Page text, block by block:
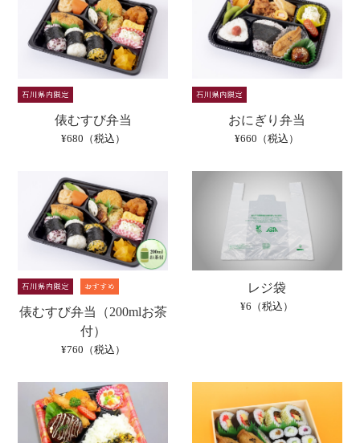
俵むすび弁当
¥680（税込）
おにぎり弁当
¥660（税込）
俵むすび弁当（200mlお茶
付）
¥760（税込）
レジ袋
¥6（税込）